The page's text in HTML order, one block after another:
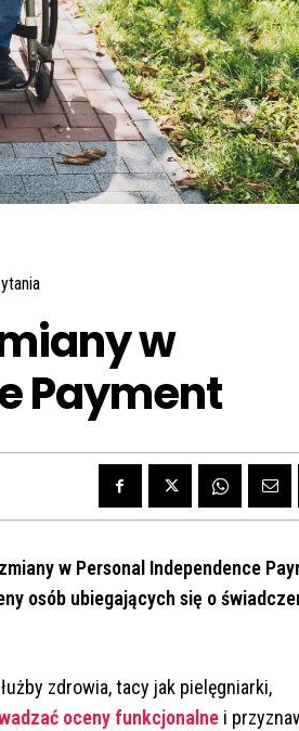
w
Payment
w Personal Independence
osób ubiegających się o
zdrowia, tacy jak pielęgniarki,
oceny funkcjonalne i